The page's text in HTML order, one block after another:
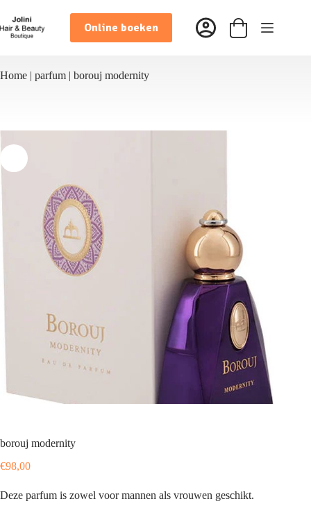
naar
de
inhoud
Online boeken Winkelwagen
Home | parfum | borouj modernity
borouj modernity
€98,00
Deze parfum is zowel voor mannen als vrouwen geschikt.